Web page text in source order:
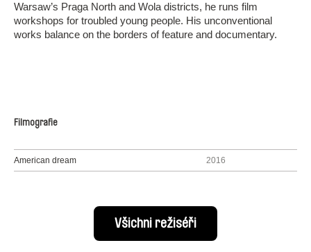
Warsaw’s Praga North and Wola districts, he runs film
workshops for troubled young people. His unconventional
works balance on the borders of feature and documentary.
Filmografie
American dream 2016
Všichni režiséři